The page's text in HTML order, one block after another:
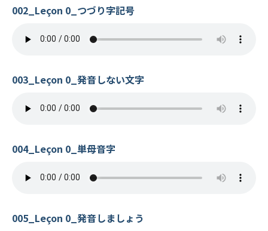
002_Leçon 0_つづり字記号
003_Leçon 0_発音しない文字
004_Leçon 0_単母音字
005_Leçon 0_発音しましょう